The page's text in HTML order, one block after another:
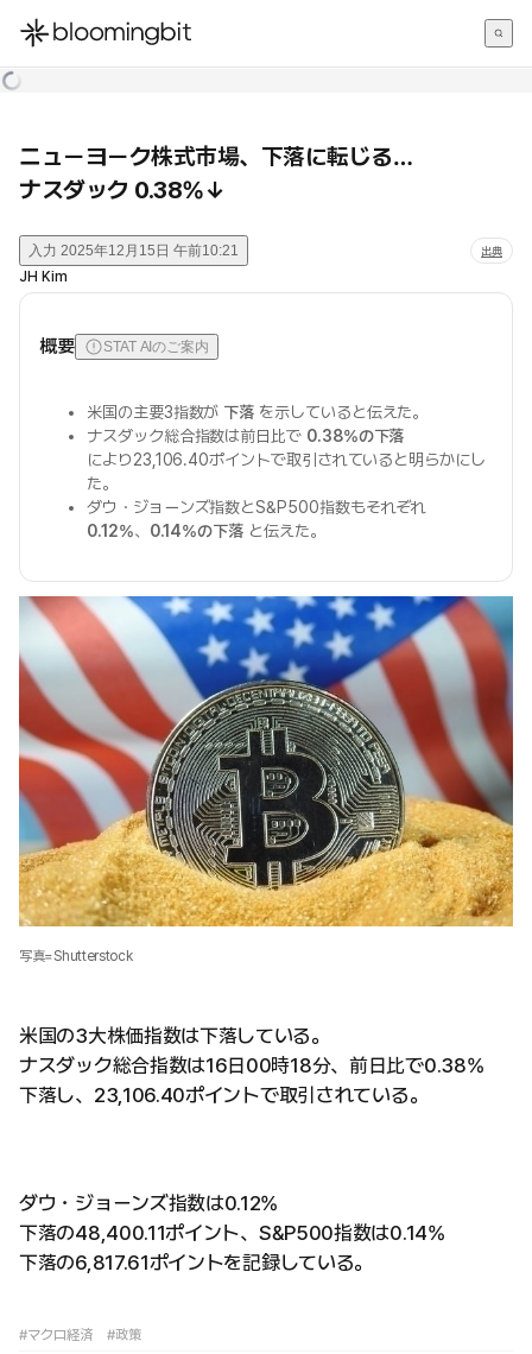
한국어
ニューヨーク株式市場、下落に転じる…
ナスダック 0.38%↓
入力 2025年12月15日 午前10:21 出典
JH Kim
概要 STAT AIのご案内
米国の主要3指数が 下落 を示していると伝えた。
ナスダック総合指数は前日比で 0.38%の下落
により23,106.40ポイントで取引されていると明らかにし
た。
ダウ・ジョーンズ指数とS&P500指数もそれぞれ
0.12%、 0.14%の下落 と伝えた。
写真=Shutterstock
米国の3大株価指数は下落している。
ナスダック総合指数は16日00時18分、前日比で0.38%
下落し、23,106.40ポイントで取引されている。
ダウ・ジョーンズ指数は0.12%
下落の48,400.11ポイント、S&P500指数は0.14%
下落の6,817.61ポイントを記録している。
#マクロ経済 #政策